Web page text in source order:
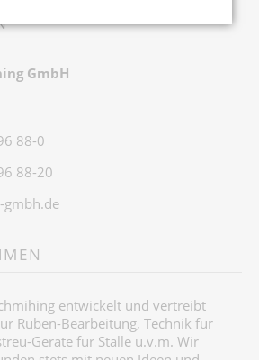
GmbH
88-0
88-20
gmbh.de
entwickelt und vertreibt
Rüben-Bearbeitung, Technik für
Geräte für Ställe u.v.m. Wir